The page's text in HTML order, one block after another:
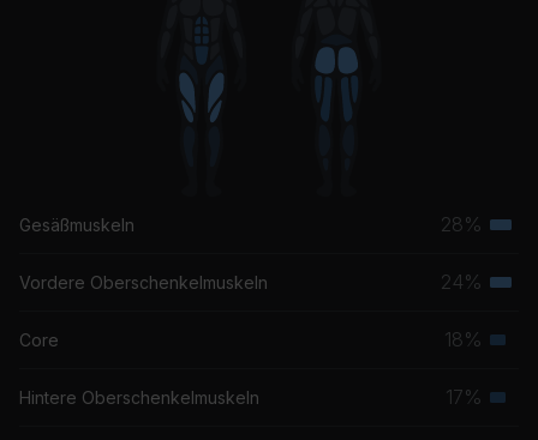
Cherry Wine (feat. Amy Winehouse)
Nas, Amy Winehouse
Gesäßmuskeln 28%
Vordere Oberschenkelmuskeln 24%
Core 18%
Hintere Oberschenkelmuskeln 17%